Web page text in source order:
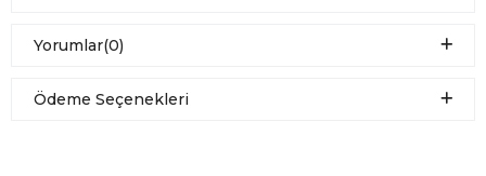
Yorumlar(0)
Ödeme Seçenekleri